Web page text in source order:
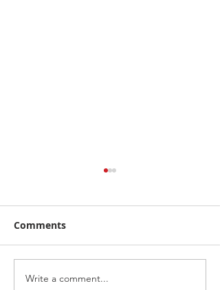
คาลเท็กซ์ ได้รับการรับรอง
Comments
Write a comment...